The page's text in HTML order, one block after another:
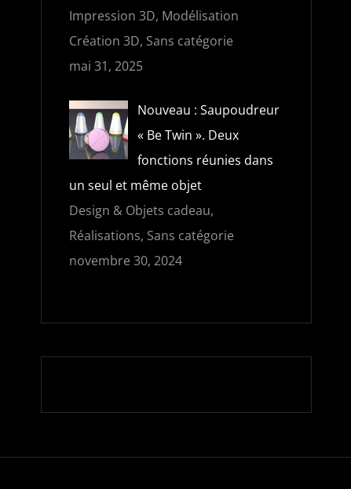
Impression 3D, Modélisation
Création 3D, Sans catégorie
mai 31, 2025
Nouveau : Saupoudreur
« Be Twin ». Deux
fonctions réunies dans
un seul et même objet
Design & Objets cadeau,
Réalisations, Sans catégorie
novembre 30, 2024